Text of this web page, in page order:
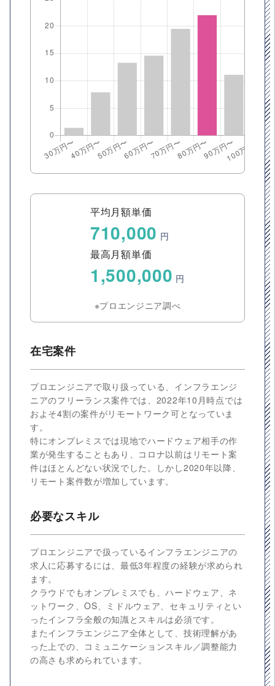
平均月額単価
710,000 円
最高月額単価
1,500,000 円
※プロエンジニア調べ
在宅案件
プロエンジニアで取り扱っている、インフラエンジ
ニアのフリーランス案件では、2022年10月時点では
およそ4割の案件がリモートワーク可となっていま
す。
特にオンプレミスでは現地でハードウェア相手の作
業が発生することもあり、コロナ以前はリモート案
件はほとんどない状況でした。しかし2020年以降、
リモート案件数が増加しています。
必要なスキル
プロエンジニアで扱っているインフラエンジニアの
求人に応募するには、最低3年程度の経験が求められ
ます。
クラウドでもオンプレミスでも、ハードウェア、ネ
ットワーク、OS、ミドルウェア、セキュリティとい
ったインフラ全般の知識とスキルは必須です。
またインフラエンジニア全体として、技術理解があ
った上での、コミュニケーションスキル／調整能力
の高さも求められています。